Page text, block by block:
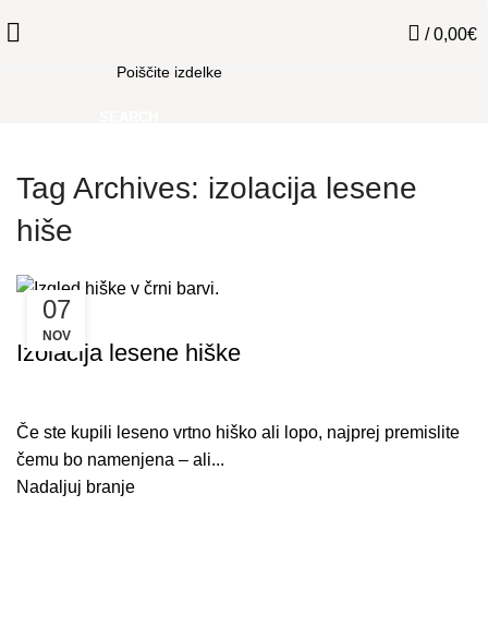
/ 0,00€
Tag Archives: izolacija lesene
hiše
07
NOV
VRTNE HIŠE
Izolacija lesene hiške
Če ste kupili leseno vrtno hiško ali lopo, najprej premislite
čemu bo namenjena – ali...
Nadaljuj branje